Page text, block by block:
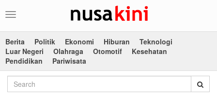
Toggle
Berita
Politik Ekonomi Hiburan
Teknologi
Luar Negeri
Olahraga Otomotif
Kesehatan
Pendidikan
Pariwisata